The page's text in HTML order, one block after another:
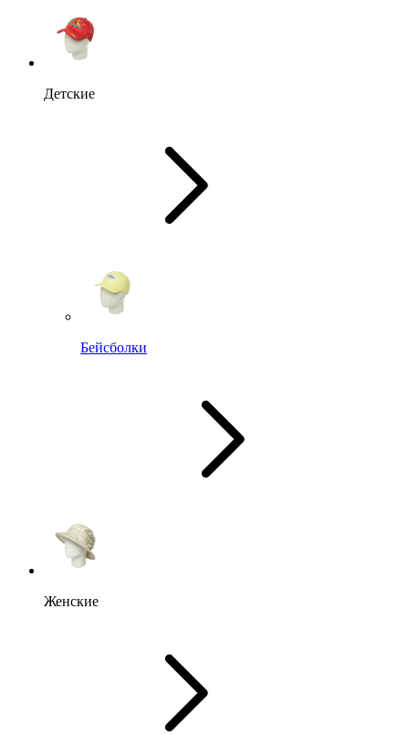
Детские
Бейсболки
Женские